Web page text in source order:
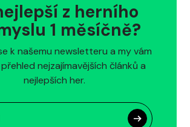
z herního
1 měsíčně?
k našemu newsletteru a my vám
nejzajímavějších článků a
nejlepších her.